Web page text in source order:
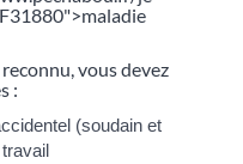
vous devez
:
(soudain et